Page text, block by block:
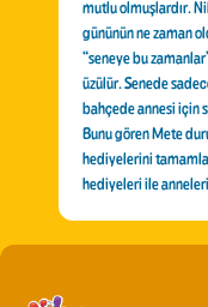
mutlu olmuşlardır.
gününün ne zaman
“seneye bu
üzülür. Senede
bahçede annesi için
Bunu gören Mete
hediyelerini
hediyeleri ile